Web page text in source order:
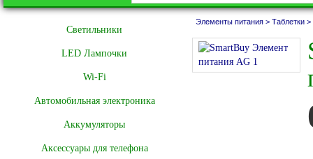
Cветильники
LED Лампочки
Wi-Fi
Автомобильная электроника
Аккумуляторы
Аксессуары для телефона
Элементы питания > Таблетки >